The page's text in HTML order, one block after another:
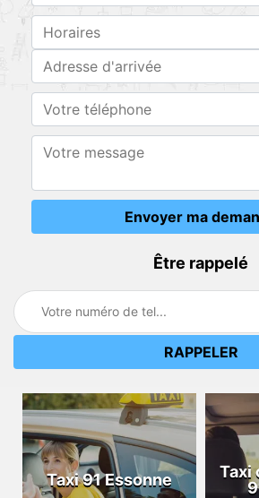
Être rappelé
Taxi 91 Essonne
Taxi